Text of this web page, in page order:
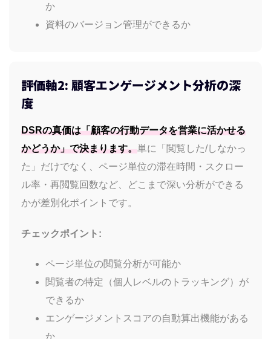
か
資料のバージョン管理ができるか
評価軸2: 顧客エンゲージメント分析の深
度
DSRの真価は「顧客の行動データを営業に活かせる
かどうか」で決まります。単に「閲覧した/しなかっ
た」だけでなく、ページ単位の滞在時間・スクロー
ル率・再閲覧回数など、どこまで深い分析ができる
かが差別化ポイントです。
チェックポイント:
ページ単位の閲覧分析が可能か
閲覧者の特定（個人レベルのトラッキング）が
できるか
エンゲージメントスコアの自動算出機能がある
か